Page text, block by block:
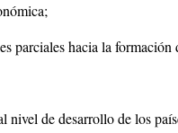
parciales hacia la
nivel de desarrollo de los